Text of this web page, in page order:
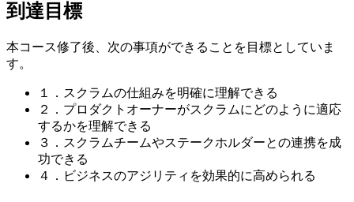
到達目標
本コース修了後、次の事項ができることを目標としていま
す。
１．スクラムの仕組みを明確に理解できる
２．プロダクトオーナーがスクラムにどのように適応
するかを理解できる
３．スクラムチームやステークホルダーとの連携を成
功できる
４．ビジネスのアジリティを効果的に高められる